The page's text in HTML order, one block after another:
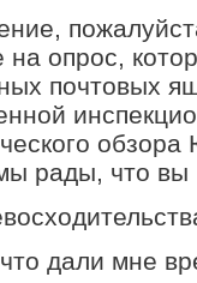
на опрос,
почтовых
рады, что
дали мне